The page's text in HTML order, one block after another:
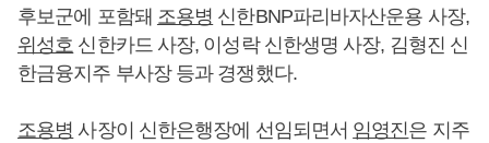
후보군에 포함돼 조용병 신한BNP파리바자산운용 사장,
위성호 신한카드 사장, 이성락 신한생명 사장, 김형진 신
한금융지주 부사장 등과 경쟁했다.
조용병 사장이 신한은행장에 선임되면서 임영진은 지주